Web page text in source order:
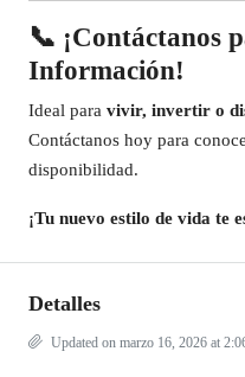
📞 ¡Contáctanos
Información!
Ideal para vivir, invertir o
Contáctanos hoy para
disponibilidad.
¡Tu nuevo estilo de vida te
Detalles
Updated on marzo 16, 2026 at